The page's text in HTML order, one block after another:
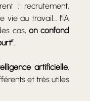
: recrutement,
vie au travail… l’IA
cas, on confond
.
artificielle,
et très utiles